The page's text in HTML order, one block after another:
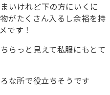
いけれど下の方にいくに
がたくさん入るし余裕を持
です！
らっと見えて私服にもとて
な所で役立ちそうです